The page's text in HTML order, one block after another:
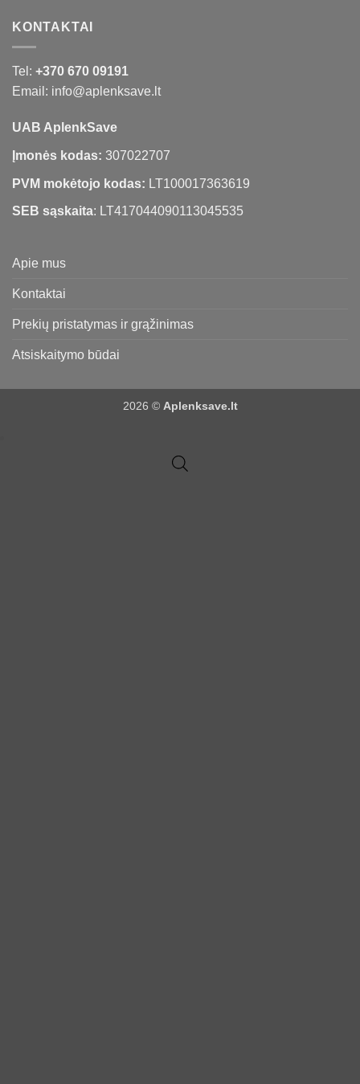
KONTAKTAI
Tel: +370 670 09191
Email: info@aplenksave.lt
UAB AplenkSave
Įmonės kodas: 307022707
PVM mokėtojo kodas: LT100017363619
SEB sąskaita: LT417044090113045535
Apie mus
Kontaktai
Prekių pristatymas ir grąžinimas
Atsiskaitymo būdai
2026 © Aplenksave.lt